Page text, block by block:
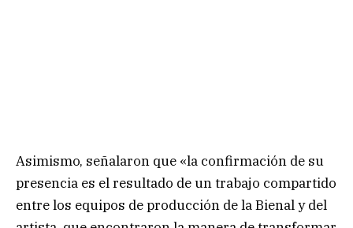
Asimismo, señalaron que «la confirmación de su
presencia es el resultado de un trabajo compartido
entre los equipos de producción de la Bienal y del